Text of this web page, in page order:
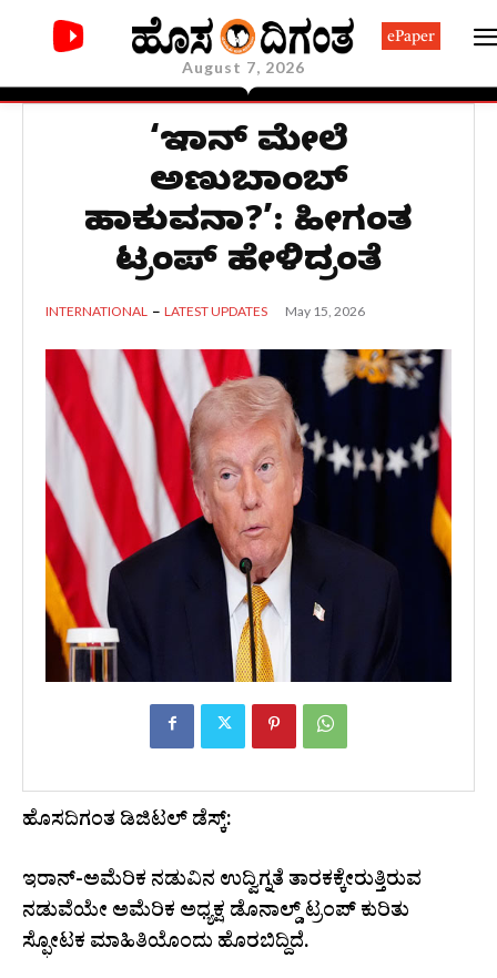
August 7, 2026
ePaper
‘ಇರಾನ್ ಮೇಲೆ
ಅಣುಬಾಂಬ್
ಹಾಕುವನಾ?’: ಹೀಗಂತ
ಟ್ರಂಪ್ ಹೇಳಿದ್ರಂತೆ
INTERNATIONAL LATEST UPDATES May 15, 2026
ಹೊಸದಿಗಂತ ಡಿಜಿಟಲ್ ಡೆಸ್ಕ್:
ಇರಾನ್-ಅಮೆರಿಕ ನಡುವಿನ ಉದ್ವಿಗ್ನತೆ ತಾರಕಕ್ಕೇರುತ್ತಿರುವ
ನಡುವೆಯೇ ಅಮೆರಿಕ ಅಧ್ಯಕ್ಷ ಡೊನಾಲ್ಡ್ ಟ್ರಂಪ್ ಕುರಿತು
ಸ್ಫೋಟಕ ಮಾಹಿತಿಯೊಂದು ಹೊರಬಿದ್ದಿದೆ.